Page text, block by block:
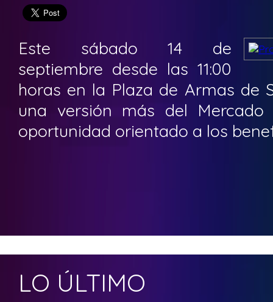
Este sábado 14 de
septiembre desde las 11:00
horas en la Plaza de Armas de
una versión más del
oportunidad orientado a los
LO ÚLTIMO